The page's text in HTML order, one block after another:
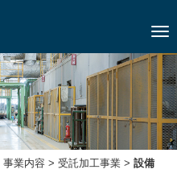
ナビ
事業内容 > 受託加⼯事業 > 設備